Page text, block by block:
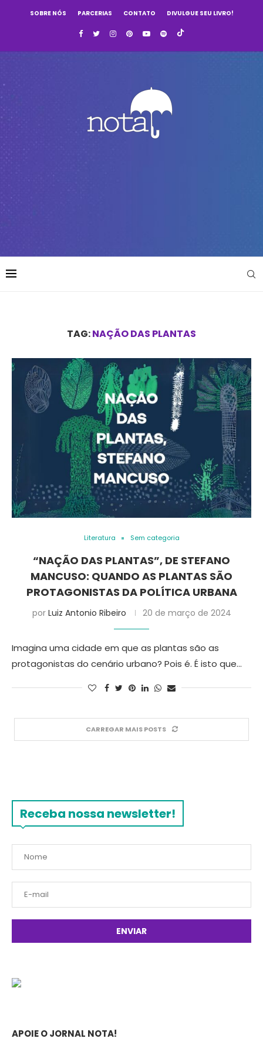
SOBRE NÓS PARCERIAS CONTATO DIVULGUE SEU LIVRO!
TAG:NAÇÃO DAS PLANTAS
Literatura Sem categoria
“NAÇÃO DAS PLANTAS”, DE STEFANO
MANCUSO: QUANDO AS PLANTAS SÃO
PROTAGONISTAS DA POLÍTICA URBANA
por Luiz Antonio Ribeiro 20 de março de 2024
Imagina uma cidade em que as plantas são as
protagonistas do cenário urbano? Pois é. É isto que…
CARREGAR MAIS POSTS
Receba nossa newsletter!
APOIE O JORNAL NOTA!